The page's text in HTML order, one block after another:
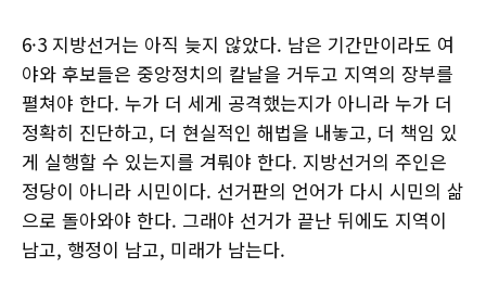
6·3 지방선거는 아직 늦지 않았다. 남은 기간만이라도 여
야와 후보들은 중앙정치의 칼날을 거두고 지역의 장부를
펼쳐야 한다. 누가 더 세게 공격했는지가 아니라 누가 더
정확히 진단하고, 더 현실적인 해법을 내놓고, 더 책임 있
게 실행할 수 있는지를 겨뤄야 한다. 지방선거의 주인은
정당이 아니라 시민이다. 선거판의 언어가 다시 시민의 삶
으로 돌아와야 한다. 그래야 선거가 끝난 뒤에도 지역이
남고, 행정이 남고, 미래가 남는다.